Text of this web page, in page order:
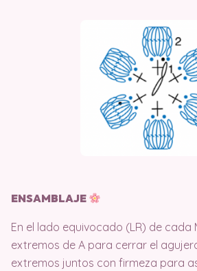
ENSAMBLAJE
En el lado equivocado (LR) de cada
extremos de A para cerrar el
extremos juntos con firmeza para